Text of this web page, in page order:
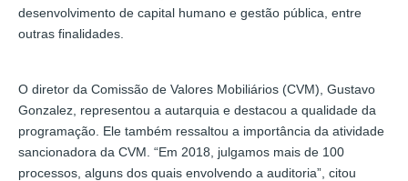
desenvolvimento de capital humano e gestão pública, entre
outras finalidades.
O diretor da Comissão de Valores Mobiliários (CVM), Gustavo
Gonzalez, representou a autarquia e destacou a qualidade da
programação. Ele também ressaltou a importância da atividade
sancionadora da CVM. “Em 2018, julgamos mais de 100
processos, alguns dos quais envolvendo a auditoria”, citou